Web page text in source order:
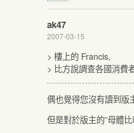
ak47
2007-03-15
> 樓上的 Francis,
> 比方說調查各國消費
偶也覺得您沒有讀到版
但是對於版主的”母體